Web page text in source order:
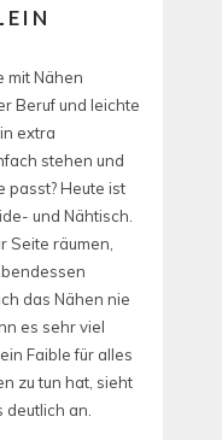
mit Nähen
Beruf und leichte
extra
stehen und
passt? Heute ist
und Nähtisch.
Seite räumen,
das Nähen nie
es sehr viel
Faible für alles
zu tun hat, sieht
an.